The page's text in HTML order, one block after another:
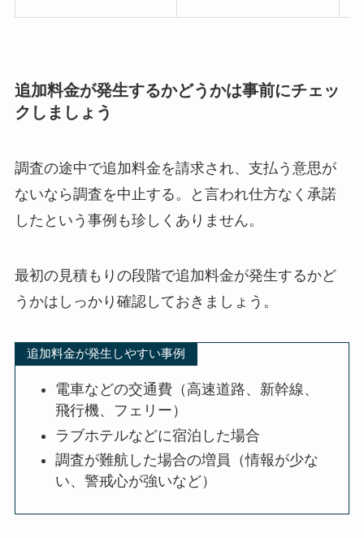
追加料金が発生するかどうかは事前にチェッ
クしましょう
調査の途中で追加料金を請求され、支払う意思が
ないなら調査を中止する。と言われ仕方なく承諾
したという事例も珍しくありません。
最初の見積もりの段階で追加料金が発生するかど
うかはしっかり確認しておきましょう。
追加料金が発生しやすい事例
電車などの交通費（高速道路、新幹線、
飛行機、フェリー）
ラブホテルなどに宿泊した場合
調査が難航した場合の増員（情報が少な
い、警戒心が強いなど）